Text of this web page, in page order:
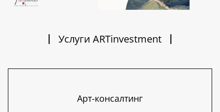
Услуги ARTinvestment
Арт-консалтинг